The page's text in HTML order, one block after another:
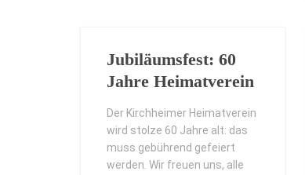
Jubiläumsfest: 60
Jahre Heimatverein
Der Kirchheimer Heimatverein
wird stolze 60 Jahre alt: das
muss gebührend gefeiert
werden. Wir freuen uns, alle